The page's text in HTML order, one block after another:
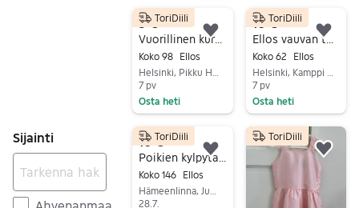
Sijainti
3 €
Vuorillinen kurahaalari
Koko 98
Ellos
7 pv
Osta heti
ToriDiili
Lisää suosikiksi.
10 €
Ellos vauvan toppahaalari koko 62 kirjava unisex
Koko 62
Ellos
7 pv
Osta heti
ToriDiili
10 €
Koko 146
Ellos
28.7.
ToriDiili
Lisää suosikiksi.
ToriDiili